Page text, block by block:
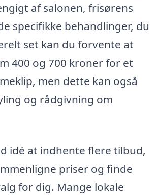
af salonen, frisørens
specifikke behandlinger, du
set kan du forvente at
400 og 700 kroner for et
men dette kan også
og rådgivning om
idé at indhente flere tilbud,
priser og finde
for dig. Mange lokale